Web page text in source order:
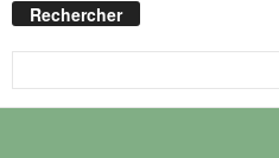
Rechercher